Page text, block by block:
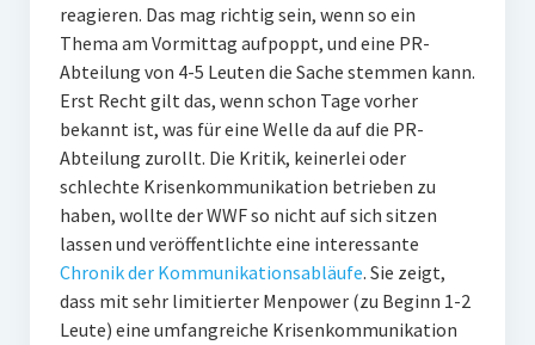
reagieren. Das mag richtig sein, wenn so ein
Thema am Vormittag aufpoppt, und eine PR-
Abteilung von 4-5 Leuten die Sache stemmen kann.
Erst Recht gilt das, wenn schon Tage vorher
bekannt ist, was für eine Welle da auf die PR-
Abteilung zurollt. Die Kritik, keinerlei oder
schlechte Krisenkommunikation betrieben zu
haben, wollte der WWF so nicht auf sich sitzen
lassen und veröffentlichte eine interessante
Chronik der Kommunikationsabläufe. Sie zeigt,
dass mit sehr limitierter Menpower (zu Beginn 1-2
Leute) eine umfangreiche Krisenkommunikation